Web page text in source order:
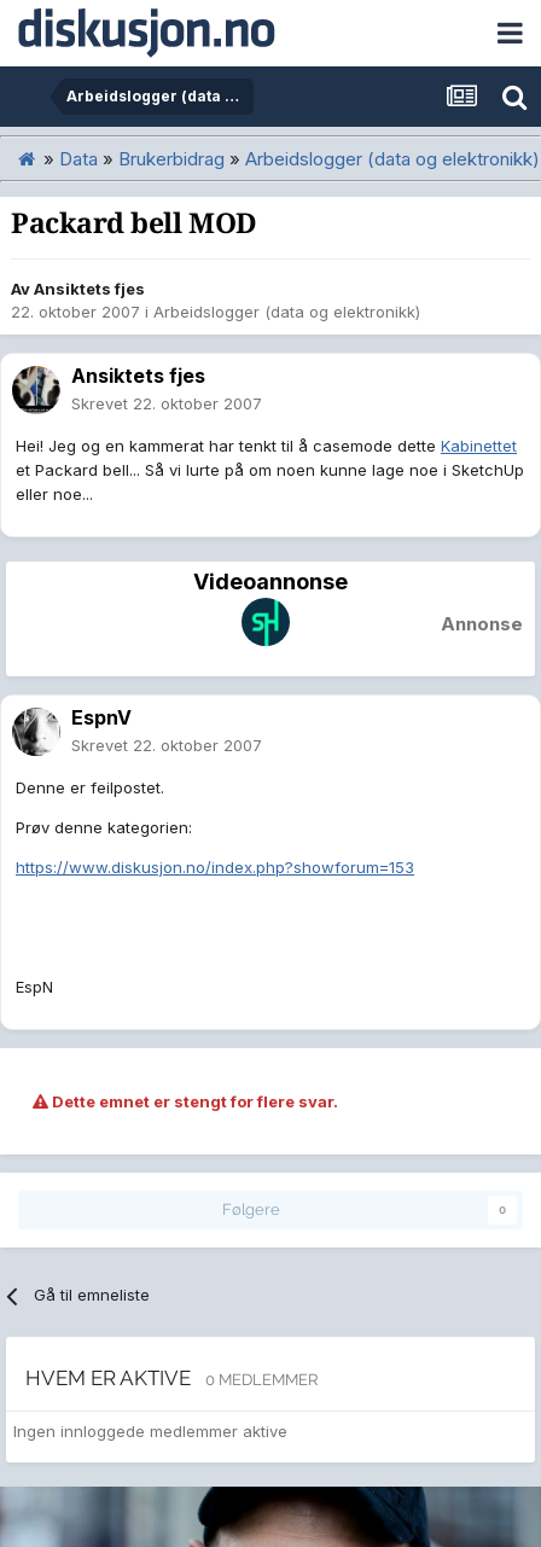
Arbeidslogger (data og elektronikk)
» Data » Brukerbidrag » Arbeidslogger (data og elektronikk)
Packard bell MOD
AvAnsiktets fjes
22. oktober 2007 i Arbeidslogger (data og elektronikk)
Ansiktets fjes
Skrevet 22. oktober 2007
Hei! Jeg og en kammerat har tenkt til å casemode dette Kabinettet
et Packard bell... Så vi lurte på om noen kunne lage noe i SketchUp
eller noe...
Videoannonse
Annonse
EspnV
Skrevet 22. oktober 2007
Denne er feilpostet.
Prøv denne kategorien:
https://www.diskusjon.no/index.php?showforum=153
EspN
Dette emnet er stengt for flere svar.
Følgere 0
Gå til emneliste
HVEM ER AKTIVE 0 MEDLEMMER
Ingen innloggede medlemmer aktive